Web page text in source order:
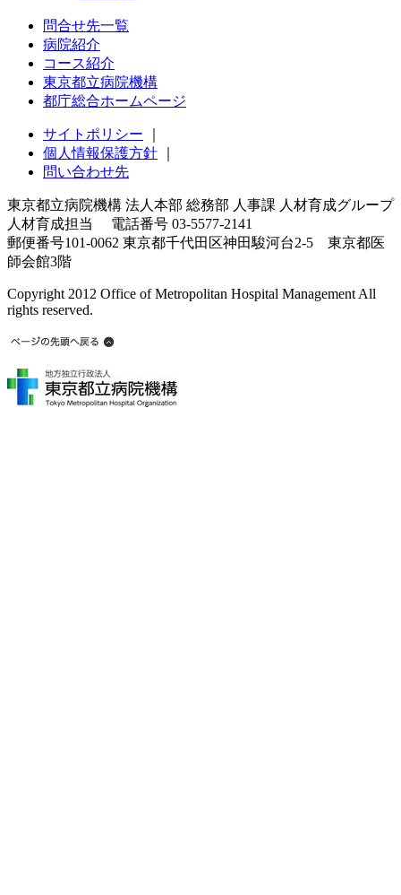
問合せ先一覧
病院紹介
コース紹介
東京都立病院機構
都庁総合ホームページ
サイトポリシー
個人情報保護方針
問い合わせ先
東京都立病院機構 法人本部 総務部 人事課 人材育成グループ
人材育成担当 電話番号 03-5577-2141
郵便番号101-0062 東京都千代田区神田駿河台2-5 東京都医
師会館3階
Copyright 2012 Office of Metropolitan Hospital Management All
rights reserved.